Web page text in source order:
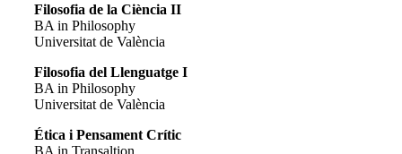
Filosofia de la Ciència II
BA in Philosophy
Universitat de València
Filosofia del Llenguatge I
BA in Philosophy
Universitat de València
Ética i Pensament Crític
BA in Transaltion